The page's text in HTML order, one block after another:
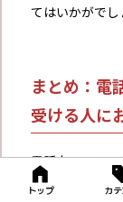
てはいかがでし
まとめ：電
受ける人に
電話占いフィー
る、人気の電
トップ カ